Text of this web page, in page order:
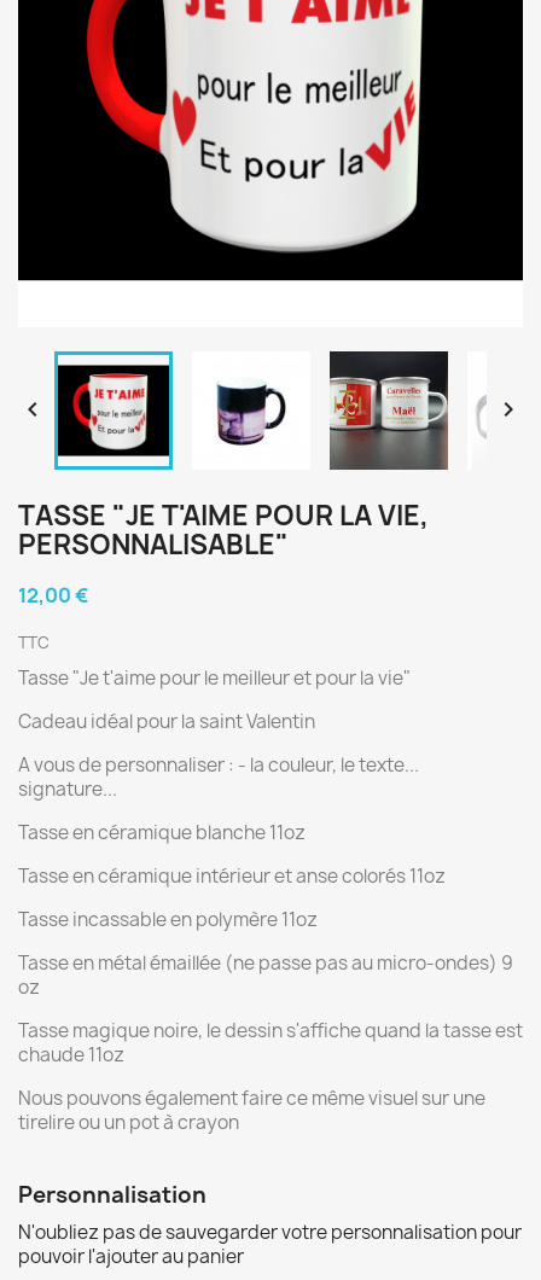
 
TASSE "JE T'AIME POUR LA VIE,
PERSONNALISABLE"
12,00 €
TTC
Tasse "Je t'aime pour le meilleur et pour la vie"
Cadeau idéal pour la saint Valentin
A vous de personnaliser : - la couleur, le texte...
signature...
Tasse en céramique blanche 11oz
Tasse en céramique intérieur et anse colorés 11oz
Tasse incassable en polymère 11oz
Tasse en métal émaillée (ne passe pas au micro-ondes) 9
oz
Tasse magique noire, le dessin s'affiche quand la tasse est
chaude 11oz
Nous pouvons également faire ce même visuel sur une
tirelire ou un pot à crayon
Personnalisation
N'oubliez pas de sauvegarder votre personnalisation pour
pouvoir l'ajouter au panier